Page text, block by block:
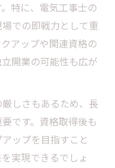
特に、電気工事士の
での即戦力として重
アップや関連資格の
開業の可能性も広が
しさもあるため、長
です。資格取得後も
ップを目指すこと
実現できるでしょ